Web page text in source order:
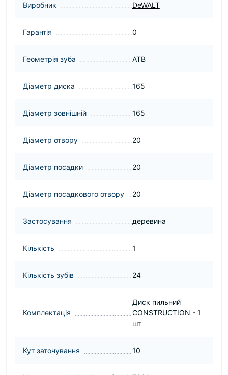
Виробник DeWALT
Гарантія 0
Геометрія зуба ATB
Діаметр диска 165
Діаметр зовнішній 165
Діаметр отвору 20
Діаметр посадки 20
Діаметр посадкового отвору 20
Застосування деревина
Кількість 1
Кількість зубів 24
Комплектація
Диск пильний
CONSTRUCTION - 1
шт
Кут заточування 10